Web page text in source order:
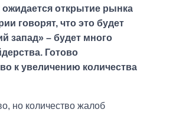
ожидается открытие рынка
говорят, что это будет
запад» – будет много
Готово
к увеличению количества
но количество жалоб